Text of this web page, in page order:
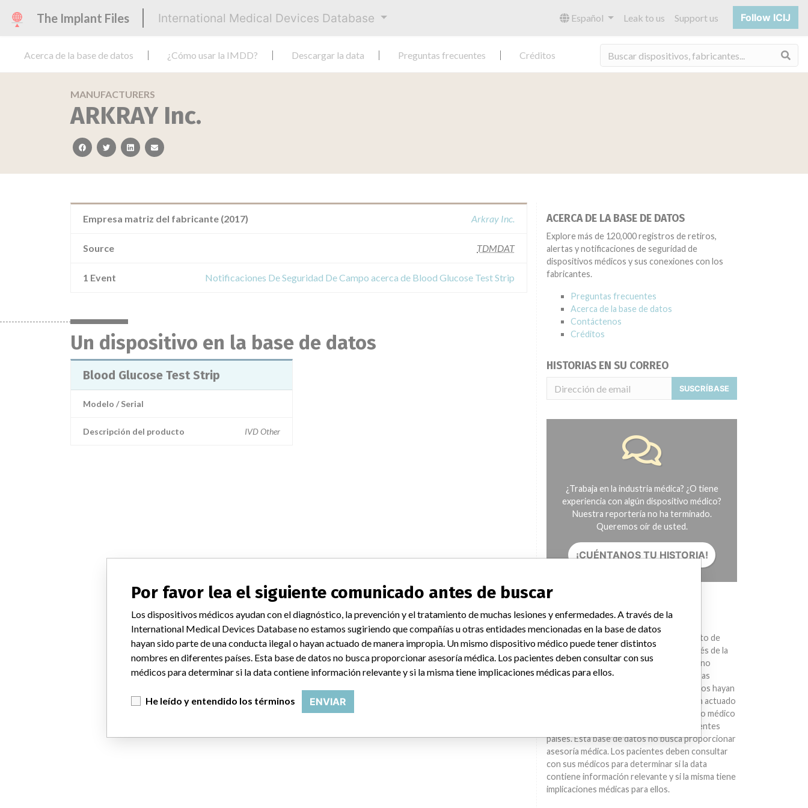
The Implant Files International Medical Devices Database Español Leak to us Support us Follow ICIJ
Acerca de la base de datos ¿Cómo usar la IMDD? Descargar la data Preguntas frecuentes Créditos
MANUFACTURERS
ARKRAY Inc.
facebooktwitterlinkedinemail
Empresa matriz del fabricante (2017) Arkray Inc.
Source TDMDAT
1 Event Notificaciones De Seguridad De Campo acerca de Blood Glucose Test Strip
Un dispositivo en la base de datos
Blood Glucose Test Strip
Modelo / Serial
Descripción del producto IVD Other
ACERCA DE LA BASE DE DATOS
Explore más de 120,000 registros de retiros,
alertas y notificaciones de seguridad de
dispositivos médicos y sus conexiones con los
fabricantes.
Preguntas frecuentes
Acerca de la base de datos
Contáctenos
Créditos
HISTORIAS EN SU CORREO
SUSCRÍBASE
¿Trabaja en la industria médica? ¿O tiene
experiencia con algún dispositivo médico?
Nuestra reportería no ha terminado.
Queremos oír de usted.
¡CUÉNTANOS TU HISTORIA!
Los dispositivos médicos ayudan con el
diagnóstico, la prevención y el tratamiento de
muchas lesiones y enfermedades. A través de la
International Medical Devices Database no
estamos sugiriendo que compañías u otras
entidades mencionadas en la base de datos hayan
sido parte de una conducta ilegal o hayan actuado
de manera impropia. Un mismo dispositivo médico
puede tener distintos nombres en diferentes
países. Esta base de datos no busca proporcionar
asesoría médica. Los pacientes deben consultar
con sus médicos para determinar si la data
contiene información relevante y si la misma tiene
implicaciones médicas para ellos.
Por favor lea el siguiente comunicado antes de buscar
Los dispositivos médicos ayudan con el diagnóstico, la prevención y el tratamiento de muchas lesiones y enfermedades. A través de la
International Medical Devices Database no estamos sugiriendo que compañías u otras entidades mencionadas en la base de datos
hayan sido parte de una conducta ilegal o hayan actuado de manera impropia. Un mismo dispositivo médico puede tener distintos
nombres en diferentes países. Esta base de datos no busca proporcionar asesoría médica. Los pacientes deben consultar con sus
médicos para determinar si la data contiene información relevante y si la misma tiene implicaciones médicas para ellos.
He leído y entendido los términos ENVIAR